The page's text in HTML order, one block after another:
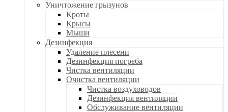
Уничтожение грызунов
Кроты
Крысы
Мыши
Дезинфекция
Удаление плесени
Дезинфекция погреба
Чистка вентиляции
Очистка вентиляции
Чистка воздуховодов
Дезинфекция вентиляции
Обслуживание вентиляции